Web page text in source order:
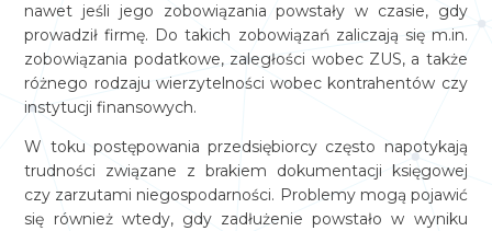
nawet jeśli jego zobowiązania powstały w czasie, gdy
prowadził firmę. Do takich zobowiązań zaliczają się m.in.
zobowiązania podatkowe, zaległości wobec ZUS, a także
różnego rodzaju wierzytelności wobec kontrahentów czy
instytucji finansowych.
W toku postępowania przedsiębiorcy często napotykają
trudności związane z brakiem dokumentacji księgowej
czy zarzutami niegospodarności. Problemy mogą pojawić
się również wtedy, gdy zadłużenie powstało w wyniku